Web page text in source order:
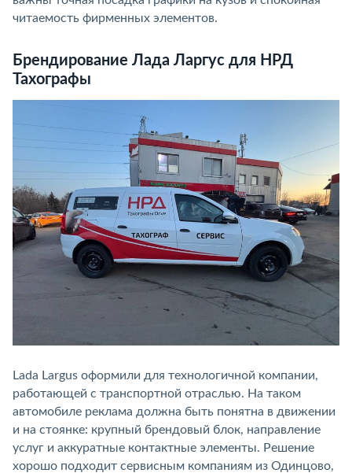
читаемость фирменных элементов.
Брендирование Лада Ларгус для НРД
Тахографы
Lada Largus оформили для технологичной компании,
работающей с транспортной отраслью. На таком
автомобиле реклама должна быть понятна в движении
и на стоянке: крупный брендовый блок, направление
услуг и аккуратные контактные элементы. Решение
хорошо подходит сервисным компаниям из Одинцово,